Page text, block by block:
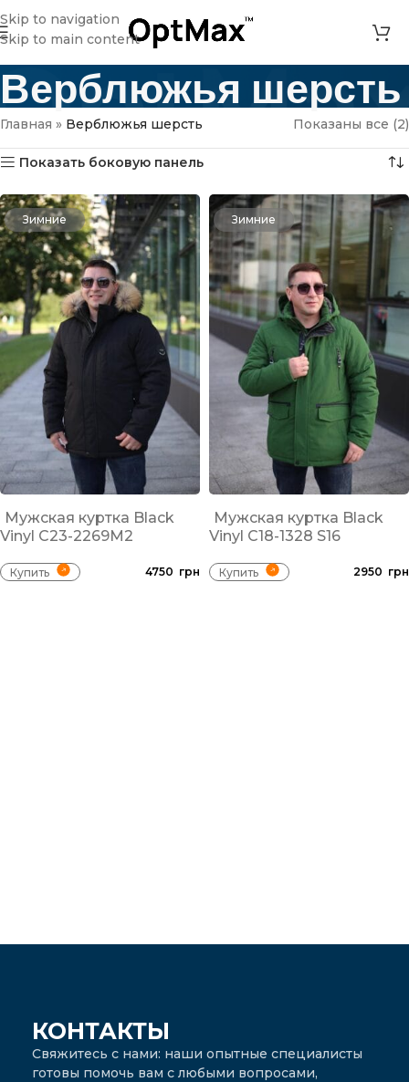
Skip to navigation
Skip to main content
Верблюжья шерсть
Главная » Верблюжья шерсть Показаны все (2)
Показать боковую панель
Зимние
Мужская куртка Black
Vinyl С23-2269M2
Купить 4750 грн
Зимние
Мужская куртка Black
Vinyl С18-1328 S16
Купить 2950 грн
КОНТАКТЫ
Свяжитесь с нами: наши опытные специалисты
готовы помочь вам с любыми вопросами,